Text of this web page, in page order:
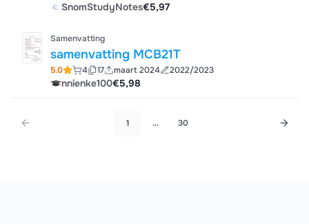
SnomStudyNotes€5,97
Samenvatting
samenvatting MCB21T
5.0 4 17 maart 2024 2022/2023
nnienke100€5,98
1 ... 30